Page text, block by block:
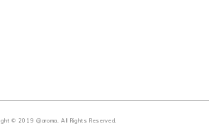
© 2019 @aroma. All Rights Reserved.